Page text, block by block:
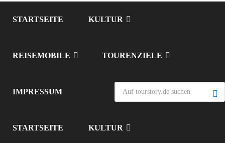
STARTSEITE KULTUR
REISEMOBILE TOURENZIELE
IMPRESSUM
STARTSEITE KULTUR